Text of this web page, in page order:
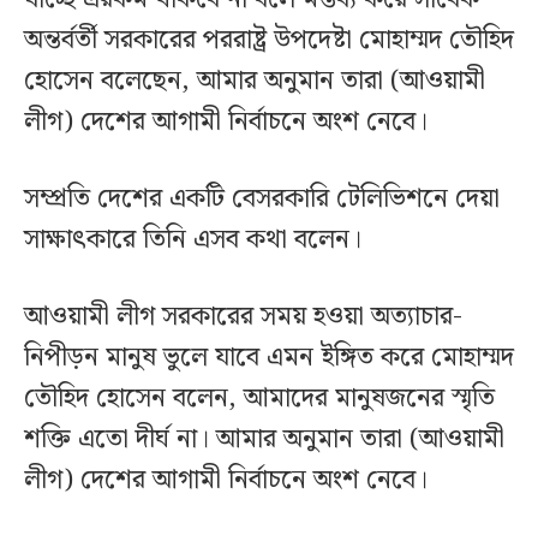
অন্তর্বর্তী সরকারের পররাষ্ট্র উপদেষ্টা মোহাম্মদ তৌহিদ
হোসেন বলেছেন, আমার অনুমান তারা (আওয়ামী
লীগ) দেশের আগামী নির্বাচনে অংশ নেবে।
সম্প্রতি দেশের একটি বেসরকারি টেলিভিশনে দেয়া
সাক্ষাৎকারে তিনি এসব কথা বলেন।
আওয়ামী লীগ সরকারের সময় হওয়া অত্যাচার-
নিপীড়ন মানুষ ভুলে যাবে এমন ইঙ্গিত করে মোহাম্মদ
তৌহিদ হোসেন বলেন, আমাদের মানুষজনের স্মৃতি
শক্তি এতো দীর্ঘ না। আমার অনুমান তারা (আওয়ামী
লীগ) দেশের আগামী নির্বাচনে অংশ নেবে।